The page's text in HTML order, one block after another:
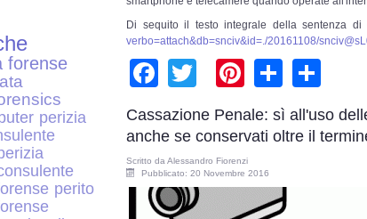
forense
perizia
perito
Di sequito il testo integrale della sentenza di
verbo=attach&db=snciv&id=./20161108/
Facebook
TwitterPinterest
Share
Cassazione Penale: sì all'uso
anche se conservati oltre il
Scritto da Alessandro Fiorenzi
Pubblicato: 20 Novembre 2016